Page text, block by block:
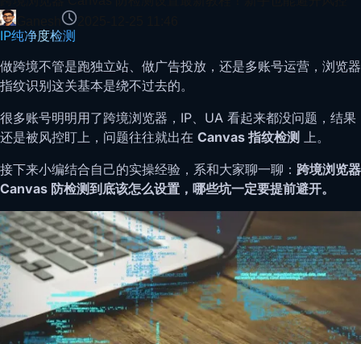
IP纯净度检测
做跨境不管是跑独立站、做广告投放，还是多账号运营，浏览器
指纹识别这关基本是绕不过去的。
很多账号明明用了跨境浏览器，IP、UA 看起来都没问题，结果
还是被风控盯上，问题往往就出在 Canvas 指纹检测 上。
接下来小编结合自己的实操经验，系和大家聊一聊： 跨境浏览器
Canvas 防检测到底该怎么设置，哪些坑一定要提前避开。